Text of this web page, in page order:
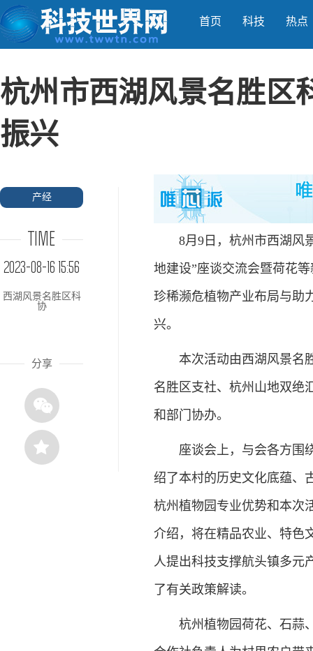
首页 科技 热点
杭州市西湖风景名胜区
振兴
产经
TIME
2023-08-16 15:56
西湖风景名胜区科
协
分享
8月9日，杭州市西湖风景
地建设”座谈交流会暨荷花
珍稀濒危植物产业布局与助
兴。
本次活动由西湖风景名胜
名胜区支社、杭州山地双绝
和部门协办。
座谈会上，与会各方围绕
绍了本村的历史文化底蕴、
杭州植物园专业优势和本次
介绍，将在精品农业、特色
人提出科技支撑航头镇多元
了有关政策解读。
杭州植物园荷花、石蒜、